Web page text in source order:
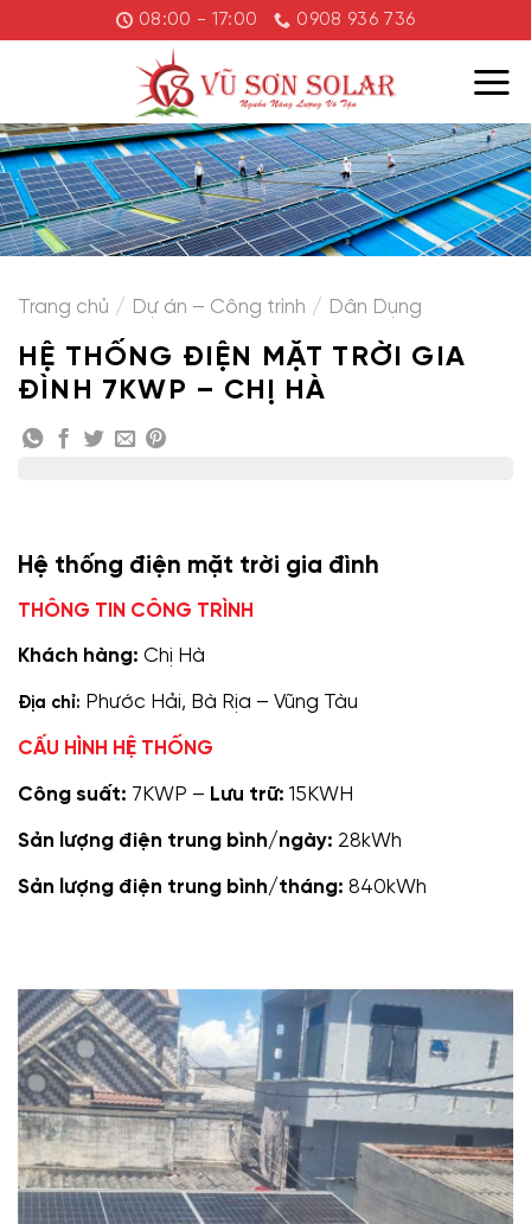
đến
08:00 - 17:00 0908 936 736
Trang chủ / Dự án – Công trình / Dân Dụng
HỆ THỐNG ĐIỆN MẶT TRỜI GIA
ĐÌNH 7KWP – CHỊ HÀ
Hệ thống điện mặt trời gia đình
THÔNG TIN CÔNG TRÌNH
Khách hàng: Chị Hà
Địa chỉ: Phước Hải, Bà Rịa – Vũng Tàu
CẤU HÌNH HỆ THỐNG
Công suất: 7KWP – Lưu trữ: 15KWH
Sản lượng điện trung bình/ngày: 28kWh
Sản lượng điện trung bình/tháng: 840kWh